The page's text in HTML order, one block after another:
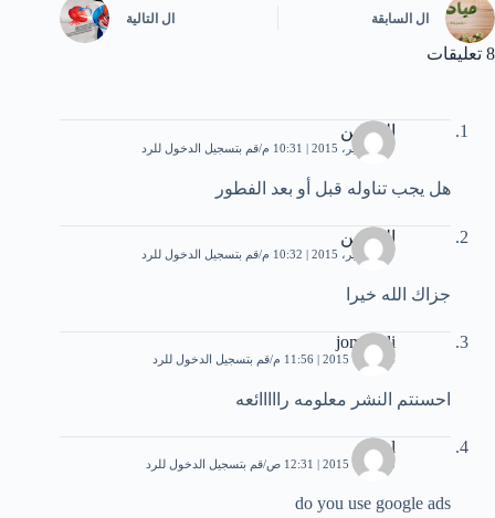
ال السابقة ال التالية
8 تعليقات
الحسين
27 سبتمبر، 2015 | 10:31 م قم بتسجيل الدخول للرد
هل يجب تناوله قبل أو بعد الفطور
الحسين
27 سبتمبر، 2015 | 10:32 م قم بتسجيل الدخول للرد
جزاك الله خيرا
jomanali
4 أكتوبر، 2015 | 11:56 م قم بتسجيل الدخول للرد
احسنتم النشر معلومه رااااائعه
al
5 أكتوبر، 2015 | 12:31 ص قم بتسجيل الدخول للرد
do you use google ads